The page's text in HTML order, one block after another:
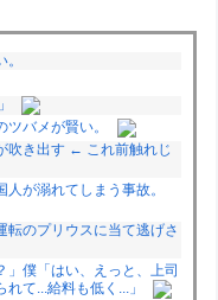
ツバメが賢い。
吹き出す ← これ前触れじ
人が溺れてしまう事故。
転のプリウスに当て逃げさ
」僕「はい、えっと、上司
て...給料も低く...」